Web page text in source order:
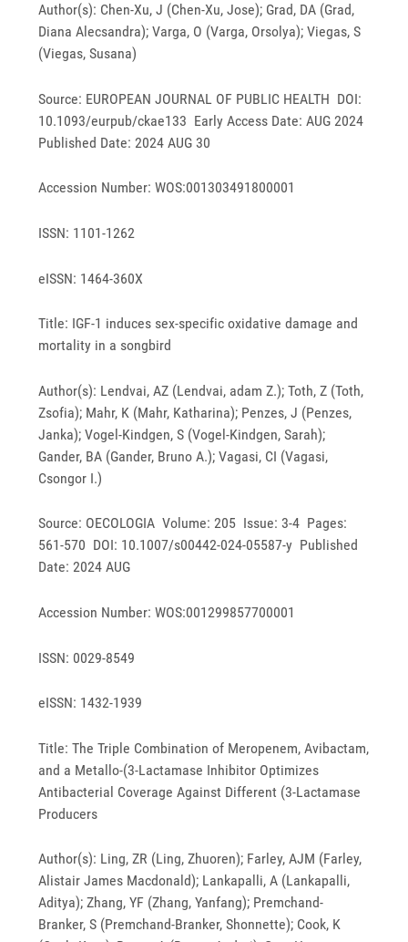
Author(s): Chen-Xu, J (Chen-Xu, Jose); Grad, DA (Grad,
Diana Alecsandra); Varga, O (Varga, Orsolya); Viegas, S
(Viegas, Susana)
Source: EUROPEAN JOURNAL OF PUBLIC HEALTH DOI:
10.1093/eurpub/ckae133 Early Access Date: AUG 2024
Published Date: 2024 AUG 30
Accession Number: WOS:001303491800001
ISSN: 1101-1262
eISSN: 1464-360X
Title: IGF-1 induces sex-specific oxidative damage and
mortality in a songbird
Author(s): Lendvai, AZ (Lendvai, adam Z.); Toth, Z (Toth,
Zsofia); Mahr, K (Mahr, Katharina); Penzes, J (Penzes,
Janka); Vogel-Kindgen, S (Vogel-Kindgen, Sarah);
Gander, BA (Gander, Bruno A.); Vagasi, CI (Vagasi,
Csongor I.)
Source: OECOLOGIA Volume: 205 Issue: 3-4 Pages:
561-570 DOI: 10.1007/s00442-024-05587-y Published
Date: 2024 AUG
Accession Number: WOS:001299857700001
ISSN: 0029-8549
eISSN: 1432-1939
Title: The Triple Combination of Meropenem, Avibactam,
and a Metallo-(3-Lactamase Inhibitor Optimizes
Antibacterial Coverage Against Different (3-Lactamase
Producers
Author(s): Ling, ZR (Ling, Zhuoren); Farley, AJM (Farley,
Alistair James Macdonald); Lankapalli, A (Lankapalli,
Aditya); Zhang, YF (Zhang, Yanfang); Premchand-
Branker, S (Premchand-Branker, Shonnette); Cook, K